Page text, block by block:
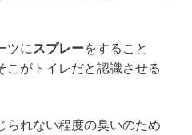
ツに スプレーをすること
こがトイレだと認識させる
られない程度の臭いのため